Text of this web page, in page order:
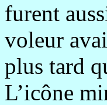
furent
voleur
plus tard
L’icône